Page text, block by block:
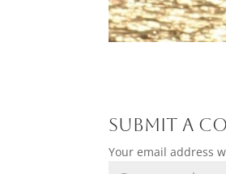
Submit a
Your email address